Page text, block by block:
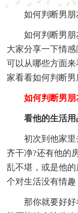
如何判断男
如何判断男
大家分享一下情
可以从哪些方面
家看看如何判断男
如何判断男朋
看他的生活用
初次到他家
齐干净?还有他的
乱不堪，或是他
个对生活没有情趣
那你就要好